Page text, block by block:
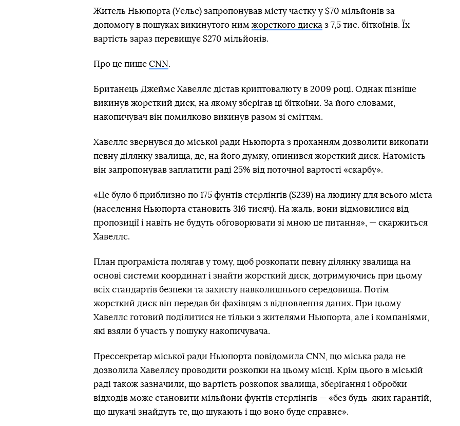
Житель Ньюпорта (Уельс) запропонував місту частку у $70 мільйонів за
допомогу в пошуках викинутого ним жорсткого диска з 7,5 тис. біткоїнів. Їх
вартість зараз перевищує $270 мільйонів.
Про це пише CNN.
Британець Джеймс Хавеллс дістав криптовалюту в 2009 році. Однак пізніше
викинув жорсткий диск, на якому зберігав ці біткоїни. За його словами,
накопичувач він помилково викинув разом зі сміттям.
Хавеллс звернувся до міської ради Ньюпорта з проханням дозволити викопати
певну ділянку звалища, де, на його думку, опинився жорсткий диск. Натомість
він запропонував заплатити раді 25% від поточної вартості «скарбу».
«Це було б приблизно по 175 фунтів стерлінгів ($239) на людину для всього міста
(населення Ньюпорта становить 316 тисяч). На жаль, вони відмовилися від
пропозиції і навіть не будуть обговорювати зі мною це питання», — скаржиться
Хавеллс.
План програміста полягав у тому, щоб розкопати певну ділянку звалища на
основі системи координат і знайти жорсткий диск, дотримуючись при цьому
всіх стандартів безпеки та захисту навколишнього середовища. Потім
жорсткий диск він передав би фахівцям з відновлення даних. При цьому
Хавеллс готовий поділитися не тільки з жителями Ньюпорта, але і компаніями,
які взяли б участь у пошуку накопичувача.
Прессекретар міської ради Ньюпорта повідомила CNN, що міська рада не
дозволила Хавеллсу проводити розкопки на цьому місці. Крім цього в міській
раді також зазначили, що вартість розкопок звалища, зберігання і обробки
відходів може становити мільйони фунтів стерлінгів — «без будь-яких гарантій,
що шукачі знайдуть те, що шукають і що воно буде справне».